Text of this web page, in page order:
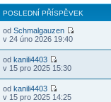
POSLEDNÍ PŘÍSPĚVEK
odSchmalgauzen
v 24 úno 2026 19:40
odkanili4403
v 15 pro 2025 15:30
odkanili4403
v 15 pro 2025 14:25